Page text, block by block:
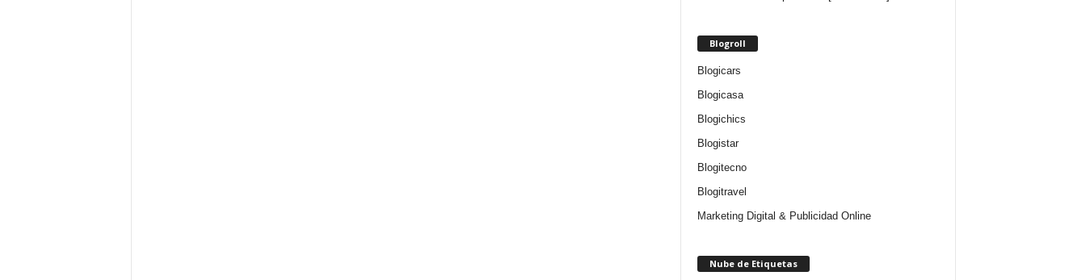
Blogroll
Blogicars
Blogicasa
Blogichics
Blogistar
Blogitecno
Blogitravel
Marketing Digital & Publicidad Online
Nube de Etiquetas